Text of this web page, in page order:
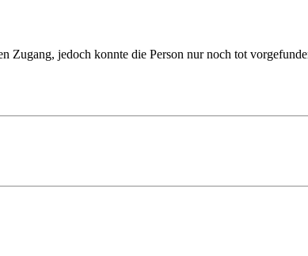
jedoch konnte die Person nur noch tot